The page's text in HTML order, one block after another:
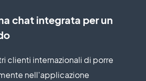
chat integrata per un
clienti internazionali di porre
nell'applicazione